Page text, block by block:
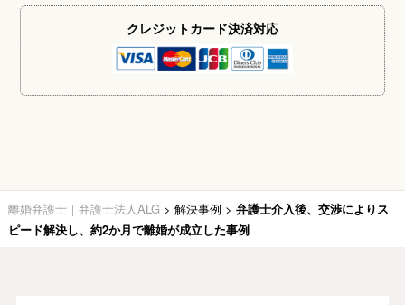
クレジットカード決済対応
離婚弁護士｜弁護士法人ALG > 解決事例 > 弁護士介入後、交渉によりス
ピード解決し、約2か月で離婚が成立した事例